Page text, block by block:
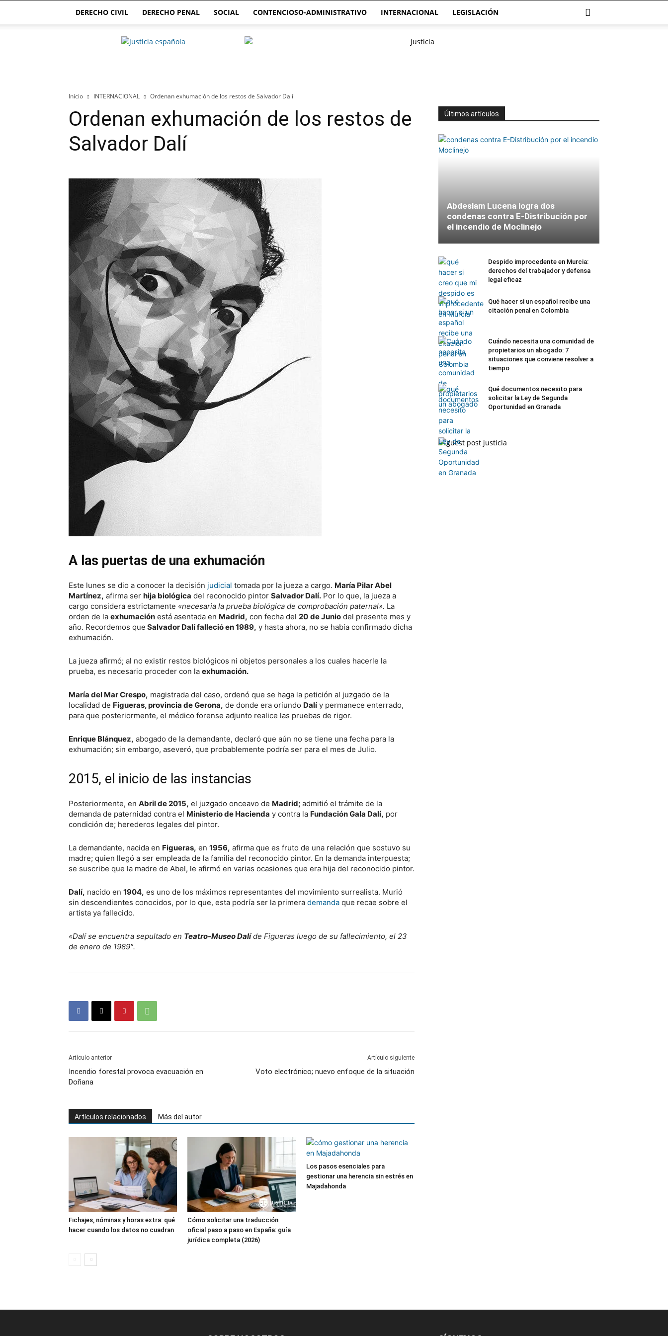
DERECHO CIVIL DERECHO PENAL SOCIAL CONTENCIOSO-ADMINISTRATIVO INTERNACIONAL LEGISLACIÓN
Justicia.com.es
Inicio INTERNACIONAL Ordenan exhumación de los restos de Salvador Dalí
Ordenan exhumación de los restos de
Salvador Dalí
A las puertas de una exhumación
Este lunes se dio a conocer la decisión judicial tomada por la jueza a cargo. María Pilar Abel
Martínez, afirma ser hija biológica del reconocido pintor Salvador Dalí. Por lo que, la jueza a
cargo considera estrictamente «necesaria la prueba biológica de comprobación paternal». La
orden de la exhumación está asentada en Madrid, con fecha del 20 de Junio del presente mes y
año. Recordemos que Salvador Dalí falleció en 1989, y hasta ahora, no se había confirmado dicha
exhumación.
La jueza afirmó; al no existir restos biológicos ni objetos personales a los cuales hacerle la
prueba, es necesario proceder con la exhumación.
María del Mar Crespo, magistrada del caso, ordenó que se haga la petición al juzgado de la
localidad de Figueras, provincia de Gerona, de donde era oriundo Dalíy permanece enterrado,
para que posteriormente, el médico forense adjunto realice las pruebas de rigor.
Enrique Blánquez, abogado de la demandante, declaró que aún no se tiene una fecha para la
exhumación; sin embargo, aseveró, que probablemente podría ser para el mes de Julio.
2015, el inicio de las instancias
Posteriormente, en Abril de 2015, el juzgado onceavo de Madrid; admitió el trámite de la
demanda de paternidad contra el Ministerio de Hacienda y contra la Fundación Gala Dalí, por
condición de; herederos legales del pintor.
La demandante, nacida en Figueras, en 1956, afirma que es fruto de una relación que sostuvo su
madre; quien llegó a ser empleada de la familia del reconocido pintor. En la demanda interpuesta;
se suscribe que la madre de Abel, le afirmó en varias ocasiones que era hija del reconocido pintor.
Dalí, nacido en 1904, es uno de los máximos representantes del movimiento surrealista. Murió
sin descendientes conocidos, por lo que, esta podría ser la primera demanda que recae sobre el
artista ya fallecido.
«Dalí se encuentra sepultado en Teatro-Museo Dalíde Figueras luego de su fallecimiento, el 23
de enero de 1989″.
Artículo anterior
Incendio forestal provoca evacuación en
Doñana
Artículo siguiente
Voto electrónico; nuevo enfoque de la situación
Artículos relacionados Más del autor
Fichajes, nóminas y horas extra: qué
hacer cuando los datos no cuadran
Cómo solicitar una traducción
oficial paso a paso en España: guía
jurídica completa (2026)
Los pasos esenciales para
gestionar una herencia sin estrés en
Majadahonda
Últimos artículos
Abdeslam Lucena logra dos
condenas contra E-Distribución por
el incendio de Moclinejo
Despido improcedente en Murcia:
derechos del trabajador y defensa
legal eficaz
Qué hacer si un español recibe una
citación penal en Colombia
Cuándo necesita una comunidad de
propietarios un abogado: 7
situaciones que conviene resolver a
tiempo
Qué documentos necesito para
solicitar la Ley de Segunda
Oportunidad en Granada